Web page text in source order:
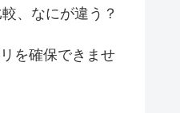
、なにが違う？
を確保できませ